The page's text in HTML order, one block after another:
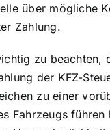
über mögliche
Zahlung.
zu beachten,
der KFZ-
zu einer
Fahrzeugs führen